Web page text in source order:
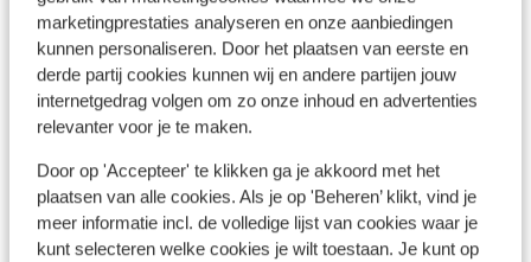
marketingprestaties analyseren en onze aanbiedingen
kunnen personaliseren. Door het plaatsen van eerste en
derde partij cookies kunnen wij en andere partijen jouw
internetgedrag volgen om zo onze inhoud en advertenties
relevanter voor je te maken.
Door op 'Accepteer' te klikken ga je akkoord met het
plaatsen van alle cookies. Als je op 'Beheren’ klikt, vind je
meer informatie incl. de volledige lijst van cookies waar je
kunt selecteren welke cookies je wilt toestaan. Je kunt op
Ook interessant voor jou